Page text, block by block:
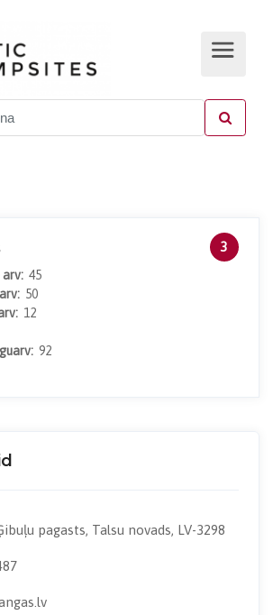
3
arv: 45
50
12
92
pagasts, Talsu novads, LV-3298